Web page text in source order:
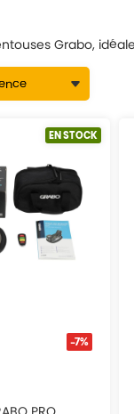
Grabo,
EN STOCK
-7%